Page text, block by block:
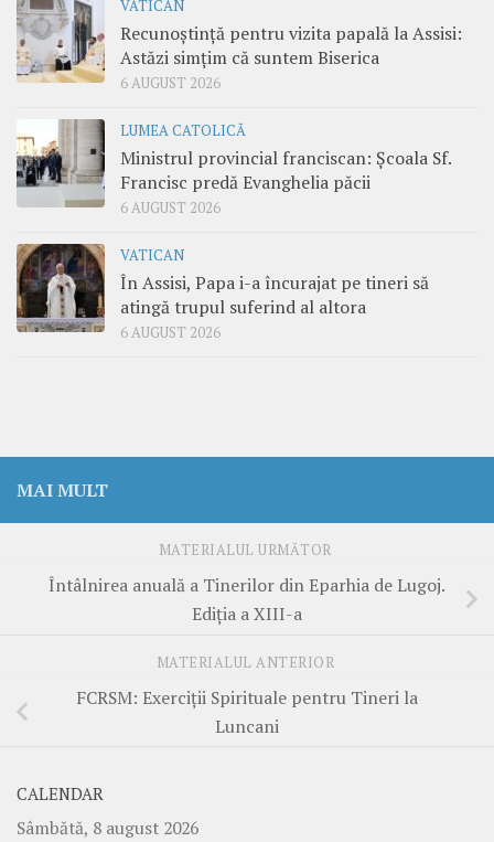
VATICAN
Recunoștință pentru vizita papală la Assisi:
Astăzi simțim că suntem Biserica
6 AUGUST 2026
LUMEA CATOLICĂ
Ministrul provincial franciscan: Școala Sf.
Francisc predă Evanghelia păcii
6 AUGUST 2026
VATICAN
În Assisi, Papa i-a încurajat pe tineri să
atingă trupul suferind al altora
6 AUGUST 2026
MAI MULT
MATERIALUL URMĂTOR
Întâlnirea anuală a Tinerilor din Eparhia de Lugoj.
Ediţia a XIII-a
MATERIALUL ANTERIOR
FCRSM: Exerciţii Spirituale pentru Tineri la
Luncani
CALENDAR
Sâmbătă, 8 august 2026